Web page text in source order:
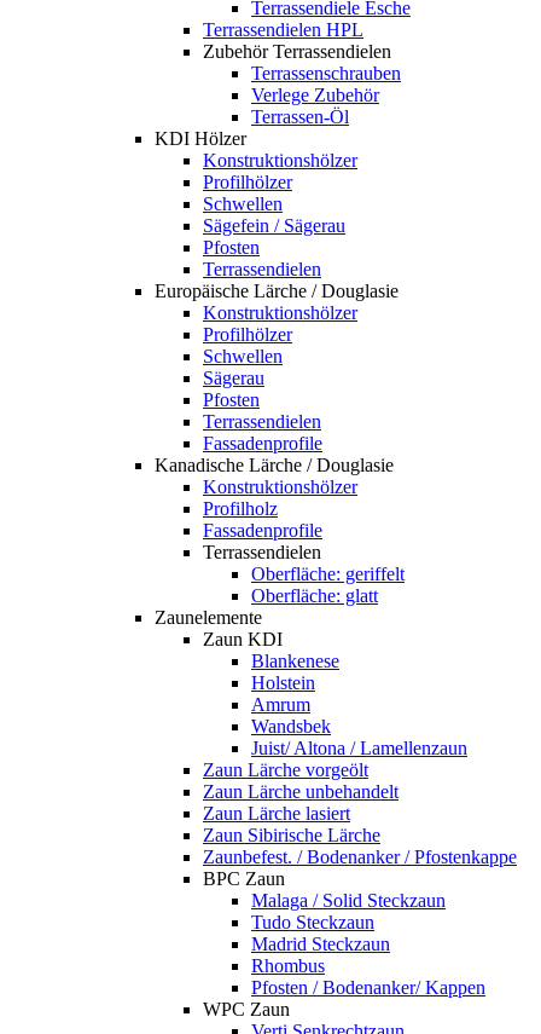
Terrassendiele Esche
Terrassendielen HPL
Zubehör Terrassendielen
Terrassenschrauben
Verlege Zubehör
Terrassen-Öl
KDI Hölzer
Konstruktionshölzer
Profilhölzer
Schwellen
Sägefein / Sägerau
Pfosten
Terrassendielen
Europäische Lärche / Douglasie
Konstruktionshölzer
Profilhölzer
Schwellen
Sägerau
Pfosten
Terrassendielen
Fassadenprofile
Kanadische Lärche / Douglasie
Konstruktionshölzer
Profilholz
Fassadenprofile
Terrassendielen
Oberfläche: geriffelt
Oberfläche: glatt
Zaunelemente
Zaun KDI
Blankenese
Holstein
Amrum
Wandsbek
Juist/ Altona / Lamellenzaun
Zaun Lärche vorgeölt
Zaun Lärche unbehandelt
Zaun Lärche lasiert
Zaun Sibirische Lärche
Zaunbefest. / Bodenanker / Pfostenkappe
BPC Zaun
Malaga / Solid Steckzaun
Tudo Steckzaun
Madrid Steckzaun
Rhombus
Pfosten / Bodenanker/ Kappen
WPC Zaun